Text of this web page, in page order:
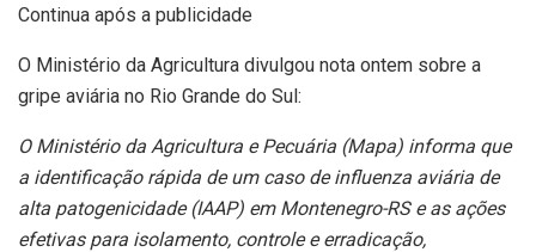
Continua após a publicidade
O Ministério da Agricultura divulgou nota ontem sobre a
gripe aviária no Rio Grande do Sul:
O Ministério da Agricultura e Pecuária (Mapa) informa que
a identificação rápida de um caso de influenza aviária de
alta patogenicidade (IAAP) em Montenegro-RS e as ações
efetivas para isolamento, controle e erradicação,